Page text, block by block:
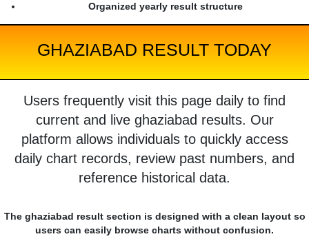
Organized yearly result structure
GHAZIABAD RESULT TODAY
Users frequently visit this page daily to find
current and live ghaziabad results. Our
platform allows individuals to quickly access
daily chart records, review past numbers, and
reference historical data.
The ghaziabad result section is designed with a clean layout so
users can easily browse charts without confusion.